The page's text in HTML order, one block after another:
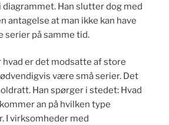
Han slutter dog med
antagelse at man ikke kan have
serier på samme tid.
er det modsatte af store
være små serier. Det
Han spørger i stedet: Hvad
an på hvilken type
I virksomheder med